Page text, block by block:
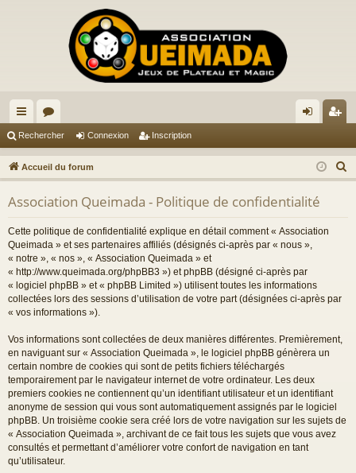
ac
co
ur
ci
s
or
u
m
s
ne
xi
on
cri
pti
Rechercher Connexion Inscription
Accueil du forum
e
Association Queimada - Politique de confidentialité
Cette politique de confidentialité explique en détail comment « Association
Queimada » et ses partenaires affiliés (désignés ci-après par « nous »,
« notre », « nos », « Association Queimada » et
« http://www.queimada.org/phpBB3 ») et phpBB (désigné ci-après par
« logiciel phpBB » et « phpBB Limited ») utilisent toutes les informations
collectées lors des sessions d’utilisation de votre part (désignées ci-après par
« vos informations »).
Vos informations sont collectées de deux manières différentes. Premièrement,
en naviguant sur « Association Queimada », le logiciel phpBB génèrera un
certain nombre de cookies qui sont de petits fichiers téléchargés
temporairement par le navigateur internet de votre ordinateur. Les deux
premiers cookies ne contiennent qu’un identifiant utilisateur et un identifiant
anonyme de session qui vous sont automatiquement assignés par le logiciel
phpBB. Un troisième cookie sera créé lors de votre navigation sur les sujets de
« Association Queimada », archivant de ce fait tous les sujets que vous avez
consultés et permettant d’améliorer votre confort de navigation en tant
qu’utilisateur.